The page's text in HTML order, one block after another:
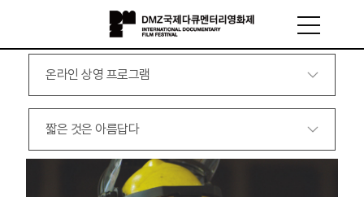
온라인 상영 프로그램
짧은 것은 아름답다